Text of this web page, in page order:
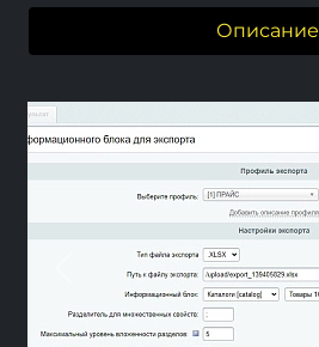
Описание
Previous